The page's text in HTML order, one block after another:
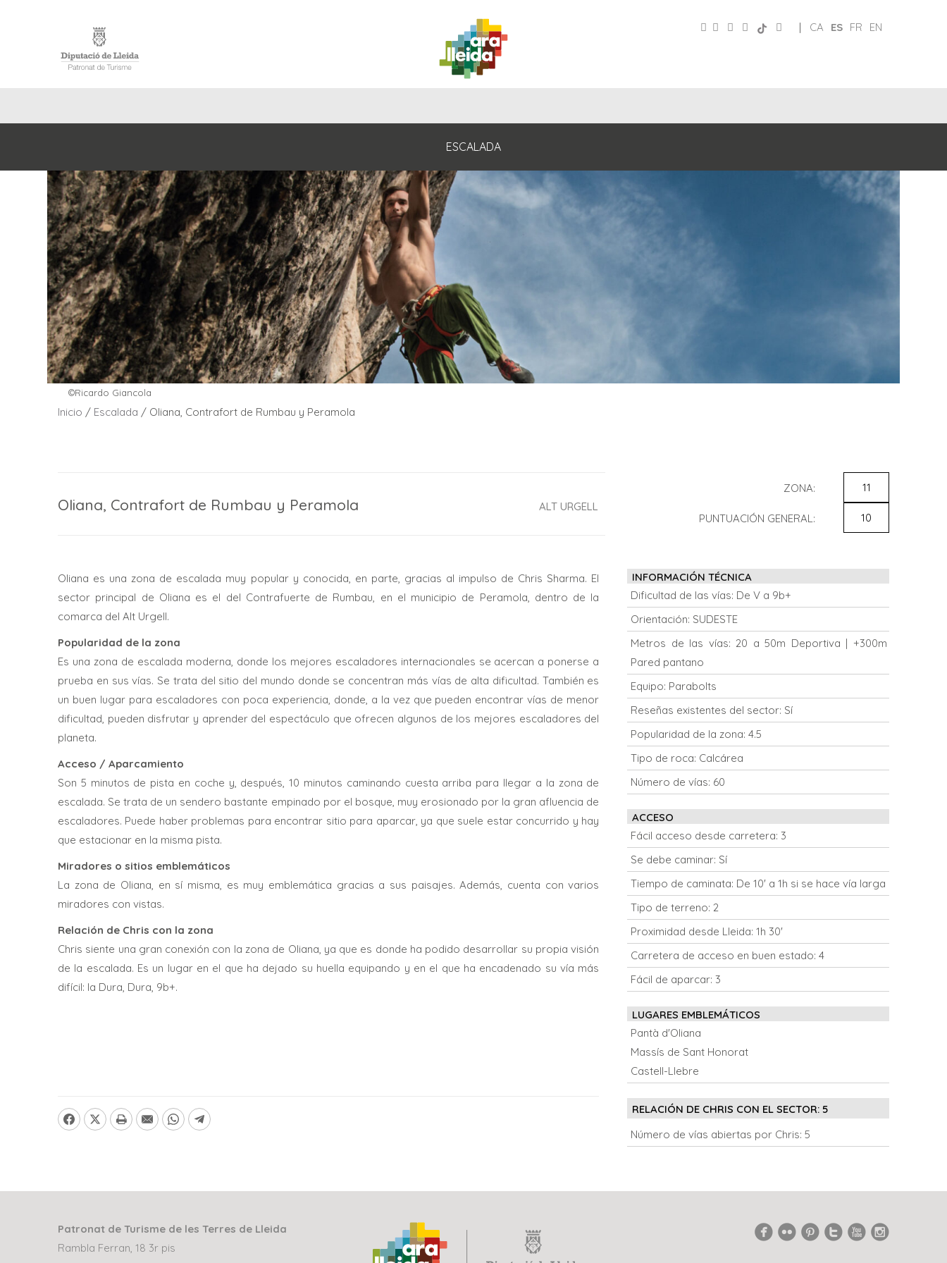
CA ES FR EN
|
AMIGOS
ESCALADA
©Ricardo Giancola
Inicio / Escalada / Oliana, Contrafort de Rumbau y Peramola
Oliana, Contrafort de Rumbau y Peramola ALT URGELL
ZONA: 11
PUNTUACIÓN GENERAL: 10
Oliana es una zona de escalada muy popular y conocida, en parte, gracias al impulso de Chris Sharma. El
sector principal de Oliana es el del Contrafuerte de Rumbau, en el municipio de Peramola, dentro de la
comarca del Alt Urgell.
Popularidad de la zona
Es una zona de escalada moderna, donde los mejores escaladores internacionales se acercan a ponerse a
prueba en sus vías. Se trata del sitio del mundo donde se concentran más vías de alta dificultad. También es
un buen lugar para escaladores con poca experiencia, donde, a la vez que pueden encontrar vías de menor
dificultad, pueden disfrutar y aprender del espectáculo que ofrecen algunos de los mejores escaladores del
planeta.
Acceso / Aparcamiento
Son 5 minutos de pista en coche y, después, 10 minutos caminando cuesta arriba para llegar a la zona de
escalada. Se trata de un sendero bastante empinado por el bosque, muy erosionado por la gran afluencia de
escaladores. Puede haber problemas para encontrar sitio para aparcar, ya que suele estar concurrido y hay
que estacionar en la misma pista.
Miradores o sitios emblemáticos
La zona de Oliana, en sí misma, es muy emblemática gracias a sus paisajes. Además, cuenta con varios
miradores con vistas.
Relación de Chris con la zona
Chris siente una gran conexión con la zona de Oliana, ya que es donde ha podido desarrollar su propia visión
de la escalada. Es un lugar en el que ha dejado su huella equipando y en el que ha encadenado su vía más
difícil: la Dura, Dura, 9b+.
INFORMACIÓN TÉCNICA
Dificultad de las vías: De V a 9b+
Orientación: SUDESTE
Metros de las vías: 20 a 50m Deportiva | +300m
Pared pantano
Equipo: Parabolts
Reseñas existentes del sector: Sí
Popularidad de la zona: 4.5
Tipo de roca: Calcárea
Número de vías: 60
ACCESO
Fácil acceso desde carretera: 3
Se debe caminar: Sí
Tiempo de caminata: De 10' a 1h si se hace vía larga
Tipo de terreno: 2
Proximidad desde Lleida: 1h 30'
Carretera de acceso en buen estado: 4
Fácil de aparcar: 3
LUGARES EMBLEMÁTICOS
Pantà d'Oliana
Massís de Sant Honorat
Castell-Llebre
RELACIÓN DE CHRIS CON EL SECTOR: 5
Número de vías abiertas por Chris: 5
Patronat de Turisme de les Terres de Lleida
Rambla Ferran, 18 3r pis